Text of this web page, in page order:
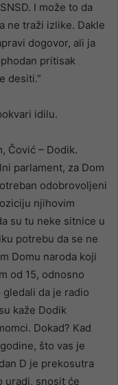
I može to da
ne traži izlike. Dakle
dogovor, ali ja
pritisak
desiti.”
idilu.
Čović – Dodik.
parlament, za Dom
odobrovoljeni
njihovim
su tu neke sitnice u
potrebu da se ne
Domu naroda koji
od 15, odnosno
da je radio
kaže Dodik
Dokad? Kad
što vas je
D je prekosutra
uradi, snosit će